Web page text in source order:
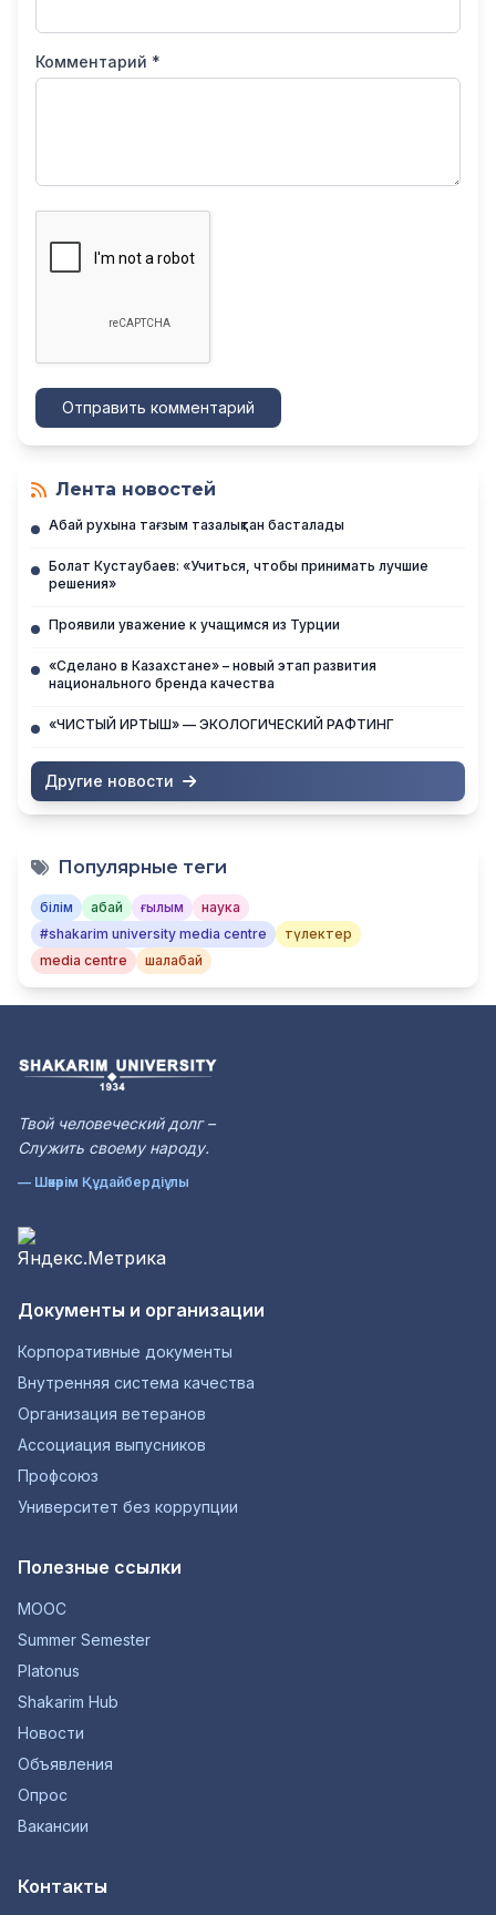
Комментарий *
Отправить комментарий
Лента новостей
Абай рухына тағзым тазалықтан басталады
Болат Кустаубаев: «Учиться, чтобы принимать лучшие
решения»
Проявили уважение к учащимся из Турции
«Сделано в Казахстане» – новый этап развития
национального бренда качества
«ЧИСТЫЙ ИРТЫШ» — ЭКОЛОГИЧЕСКИЙ РАФТИНГ
Другие новости
Популярные теги
білім абай ғылым
наука
#shakarim university media centre
түлектер
media centre
шалабай
Твой человеческий долг –
Служить своему народу.
— Шәкәрім Құдайбердіұлы
Документы и организации
Корпоративные документы
Внутренняя система качества
Организация ветеранов
Ассоциация выпусников
Профсоюз
Университет без коррупции
Полезные ссылки
MOOC
Summer Semester
Platonus
Shakarim Hub
Новости
Объявления
Опрос
Вакансии
Контакты